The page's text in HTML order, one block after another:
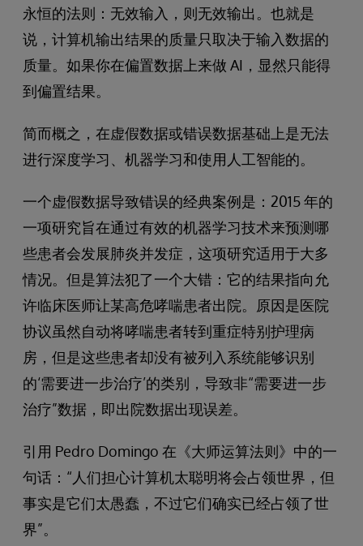
永恒的法则：无效输入，则无效输出。也就是
说，计算机输出结果的质量只取决于输入数据的
质量。如果你在偏置数据上来做 AI，显然只能得
到偏置结果。
简而概之，在虚假数据或错误数据基础上是无法
进行深度学习、机器学习和使用人工智能的。
一个虚假数据导致错误的经典案例是：2015 年的
一项研究旨在通过有效的机器学习技术来预测哪
些患者会发展肺炎并发症，这项研究适用于大多
情况。但是算法犯了一个大错：它的结果指向允
许临床医师让某高危哮喘患者出院。原因是医院
协议虽然自动将哮喘患者转到重症特别护理病
房，但是这些患者却没有被列入系统能够识别
的‘需要进一步治疗’的类别，导致非“需要进一步
治疗”数据，即出院数据出现误差。
引用 Pedro Domingo 在《大师运算法则》中的一
句话：“人们担心计算机太聪明将会占领世界，但
事实是它们太愚蠢，不过它们确实已经占领了世
界”。